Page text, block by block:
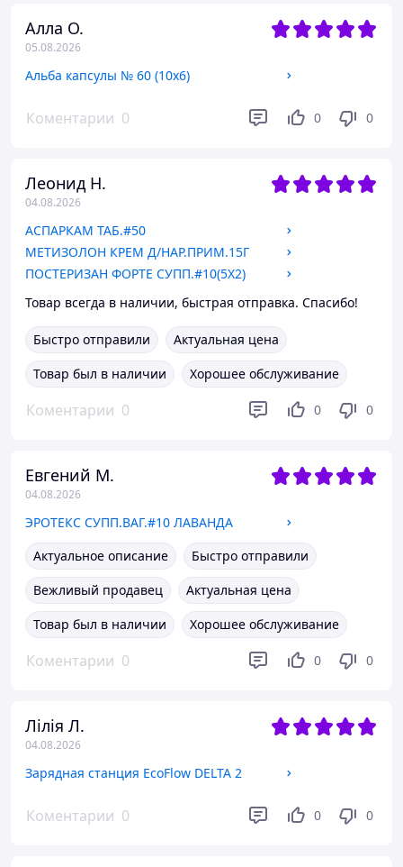
Алла О.
05.08.2026
Альба капсулы № 60 (10х6)
Коментарии 0 0 0
Леонид Н.
04.08.2026
АСПАРКАМ ТАБ.#50
МЕТИЗОЛОН КРЕМ Д/НАР.ПРИМ.15Г
ПОСТЕРИЗАН ФОРТЕ СУПП.#10(5Х2)
Товар всегда в наличии, быстрая отправка. Спасибо!
Быстро отправили
Актуальная цена
Товар был в наличии
Хорошее обслуживание
Коментарии 0 0 0
Евгений М.
04.08.2026
ЭРОТЕКС СУПП.ВАГ.#10 ЛАВАНДА
Актуальное описание
Быстро отправили
Вежливый продавец
Актуальная цена
Товар был в наличии
Хорошее обслуживание
Коментарии 0 0 0
Лілія Л.
04.08.2026
Зарядная станция EcoFlow DELTA 2
Коментарии 0 0 0